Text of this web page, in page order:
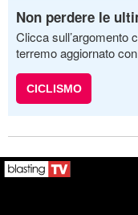
Non perdere le
Clicca sull’argomento
terremo aggiornato
CICLISMO